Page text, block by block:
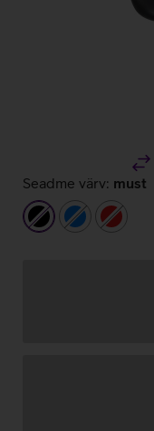
Seadme värv: must
mustsininepunane